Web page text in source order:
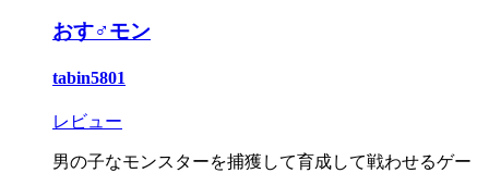
おす♂モン
tabin5801
レビュー
男の子なモンスターを捕獲して育成して戦わせるゲー